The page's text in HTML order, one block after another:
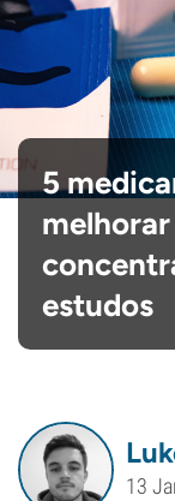
5
estudos
13